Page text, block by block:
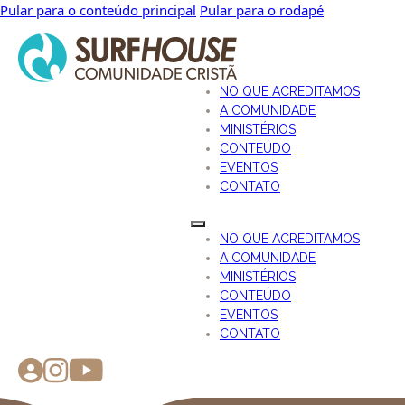
Pular para o conteúdo principal Pular para o rodapé
NO QUE ACREDITAMOS
A COMUNIDADE
MINISTÉRIOS
CONTEÚDO
EVENTOS
CONTATO
NO QUE ACREDITAMOS
A COMUNIDADE
MINISTÉRIOS
CONTEÚDO
EVENTOS
CONTATO